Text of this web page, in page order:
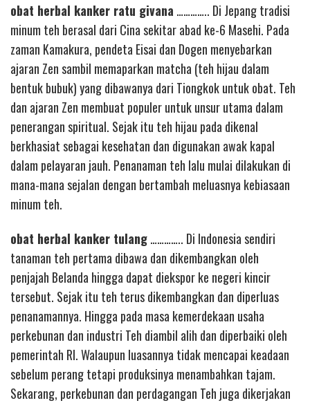
obat herbal kanker ratu givana ………….. Di Jepang tradisi
minum teh berasal dari Cina sekitar abad ke-6 Masehi. Pada
zaman Kamakura, pendeta Eisai dan Dogen menyebarkan
ajaran Zen sambil memaparkan matcha (teh hijau dalam
bentuk bubuk) yang dibawanya dari Tiongkok untuk obat. Teh
dan ajaran Zen membuat populer untuk unsur utama dalam
penerangan spiritual. Sejak itu teh hijau pada dikenal
berkhasiat sebagai kesehatan dan digunakan awak kapal
dalam pelayaran jauh. Penanaman teh lalu mulai dilakukan di
mana-mana sejalan dengan bertambah meluasnya kebiasaan
minum teh.
obat herbal kanker tulang………….. Di Indonesia sendiri
tanaman teh pertama dibawa dan dikembangkan oleh
penjajah Belanda hingga dapat diekspor ke negeri kincir
tersebut. Sejak itu teh terus dikembangkan dan diperluas
penanamannya. Hingga pada masa kemerdekaan usaha
perkebunan dan industri Teh diambil alih dan diperbaiki oleh
pemerintah RI. Walaupun luasannya tidak mencapai keadaan
sebelum perang tetapi produksinya menambahkan tajam.
Sekarang, perkebunan dan perdagangan Teh juga dikerjakan